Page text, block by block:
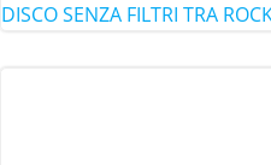
DISCO SENZA FILTRI TRA